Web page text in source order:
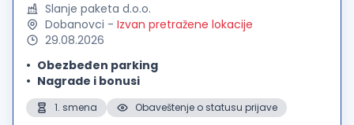
Slanje paketa d.o.o.
Dobanovci - Izvan pretražene lokacije
29.08.2026
Obezbeđen parking
Nagrade i bonusi
1. smena
Obaveštenje o statusu prijave